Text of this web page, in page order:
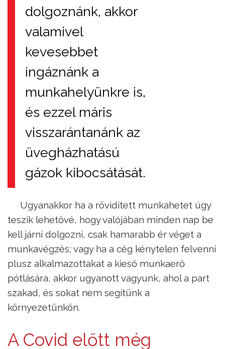
dolgoznánk, akkor
valamivel
kevesebbet
ingáznánk a
munkahelyünkre is,
és ezzel máris
visszarántanánk az
üvegházhatású
gázok kibocsátását.
Ugyanakkor ha a rövidített munkahetet úgy
teszik lehetővé, hogy valójában minden nap be
kell járni dolgozni, csak hamarabb ér véget a
munkavégzés; vagy ha a cég kénytelen felvenni
plusz alkalmazottakat a kieső munkaerő
pótlására, akkor ugyanott vagyunk, ahol a part
szakad, és sokat nem segítünk a
környezetünkön.
A Covid előtt még